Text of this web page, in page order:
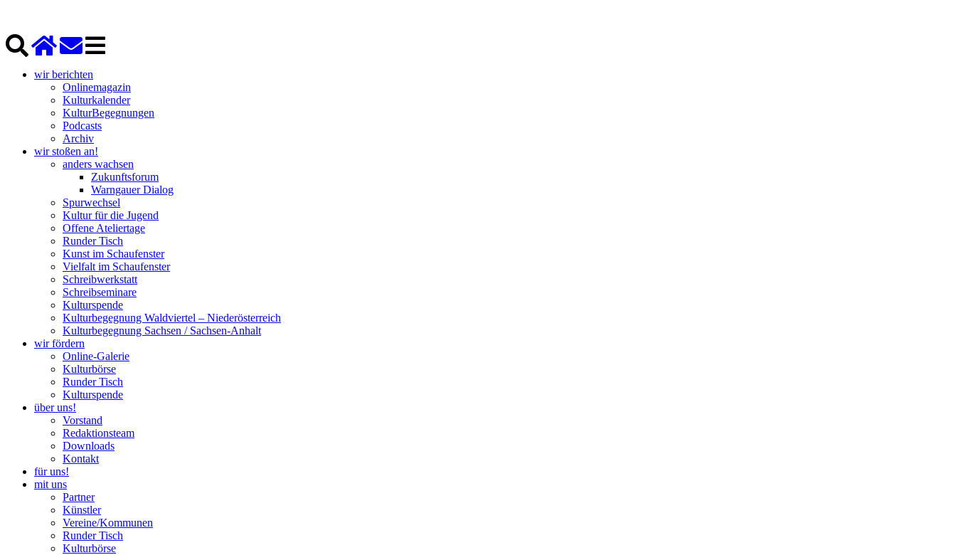
wir berichten
Onlinemagazin
Kulturkalender
KulturBegegnungen
Podcasts
Archiv
wir stoßen an!
anders wachsen
Zukunftsforum
Warngauer Dialog
Spurwechsel
Kultur für die Jugend
Offene Ateliertage
Runder Tisch
Kunst im Schaufenster
Vielfalt im Schaufenster
Schreibwerkstatt
Schreibseminare
Kulturspende
Kulturbegegnung Waldviertel – Niederösterreich
Kulturbegegnung Sachsen / Sachsen-Anhalt
wir fördern
Online-Galerie
Kulturbörse
Runder Tisch
Kulturspende
über uns!
Vorstand
Redaktionsteam
Downloads
Kontakt
für uns!
mit uns
Partner
Künstler
Vereine/Kommunen
Runder Tisch
Kulturbörse